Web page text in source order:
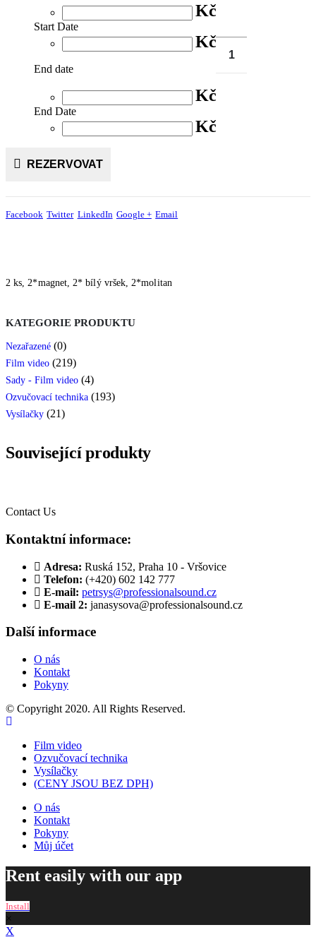
Kč
Start Date
Kč
End date
Kč
End Date
Kč
REZERVOVAT
Facebook Twitter LinkedIn Google + Email
2 ks, 2*magnet, 2* bílý vršek, 2*molitan
KATEGORIE PRODUKTU
Nezařazené (0)
Film video (219)
Sady - Film video (4)
Ozvučovací technika (193)
Vysílačky (21)
Související produkty
Contact Us
Kontaktní informace:
Adresa: Ruská 152, Praha 10 - Vršovice
Telefon: (+420) 602 142 777
E-mail: petrsys@professionalsound.cz
E-mail 2: janasysova@professionalsound.cz
Další informace
O nás
Kontakt
Pokyny
© Copyright 2020. All Rights Reserved.
Film video
Ozvučovací technika
Vysílačky
(CENY JSOU BEZ DPH)
O nás
Kontakt
Pokyny
Můj účet
Rent easily with our app
Install
×
X